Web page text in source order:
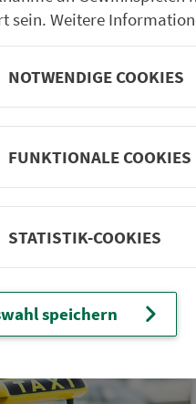
Berngau
mit In­for­ma­ti­onen,
und Karte
sein. Weitere
NOTWENDIGE COOKIES
FUNKTIONALE COOKIES
STATISTIK-COOKIES
speichern